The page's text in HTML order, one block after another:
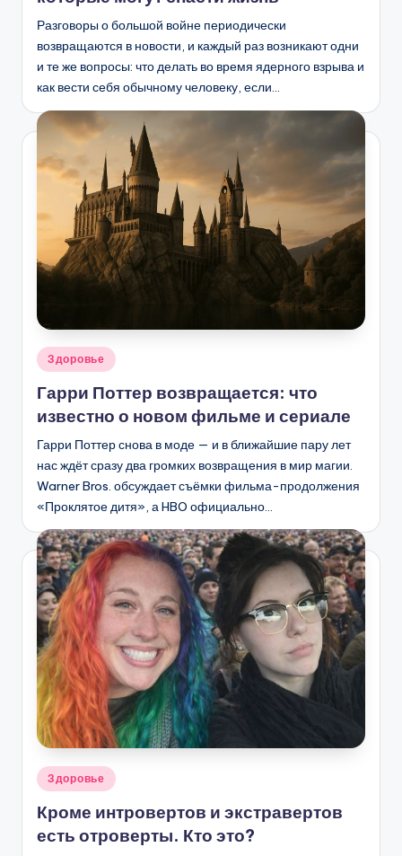
Разговоры о большой войне периодически
возвращаются в новости, и каждый раз возникают одни
и те же вопросы: что делать во время ядерного взрыва и
как вести себя обычному человеку, если…
Опубликовано
Здоровье
Гарри Поттер возвращается: что
известно о новом фильме и сериале
Гарри Поттер снова в моде — и в ближайшие пару лет
нас ждёт сразу два громких возвращения в мир магии.
Warner Bros. обсуждает съёмки фильма-продолжения
«Проклятое дитя», а HBO официально…
Опубликовано
Здоровье
Кроме интровертов и экстравертов
есть отроверты. Кто это?